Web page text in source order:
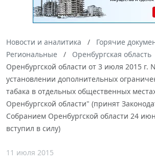
Новости и аналитика
Горячие
Региональные
Оренбургская область
Оренбургской области от 3 июля 2015 г.
установлении дополнительных
табака в отдельных общественных
Оренбургской области" (принят
Собранием Оренбургской области 24
вступил в силу)
11 июля 2015